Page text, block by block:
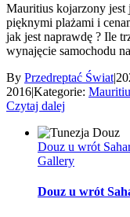
Mauritius kojarzony
pięknymi plażami i
jak jest naprawdę ? Ile
wynajęcie samochodu
By Przedreptać Świat|
2016|Kategorie:
Czytaj dalej
Douz u wrót
Gallery
Douz u wrót